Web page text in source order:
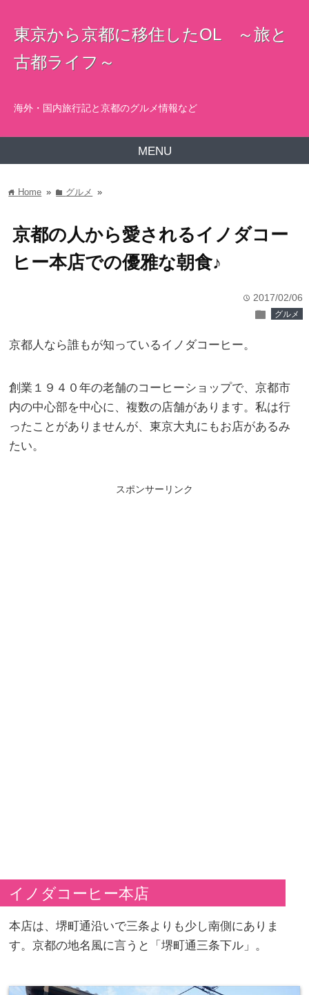
東京から京都に移住したOL ～旅と
古都ライフ～
海外・国内旅行記と京都のグルメ情報など
MENU
home Home » folder グルメ »
京都の人から愛されるイノダコー
ヒー本店での優雅な朝食♪
time 2017/02/06
folder グルメ
京都人なら誰もが知っているイノダコーヒー。
創業１９４０年の老舗のコーヒーショップで、京都市
内の中心部を中心に、複数の店舗があります。私は行
ったことがありませんが、東京大丸にもお店があるみ
たい。
スポンサーリンク
イノダコーヒー本店
本店は、堺町通沿いで三条よりも少し南側にありま
す。京都の地名風に言うと「堺町通三条下ル」。